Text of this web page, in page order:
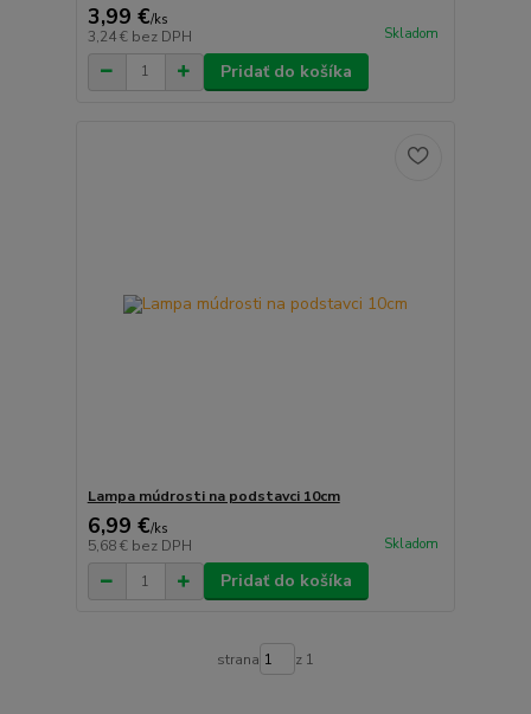
3,99 €/ks
3,24 € bez DPH Skladom
Pridať do košíka
Lampa múdrosti na podstavci 10cm
6,99 €/ks
5,68 € bez DPH Skladom
Pridať do košíka
strana z 1